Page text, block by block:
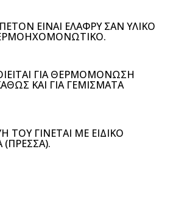
ΕΊΝΑΙ ΕΛΑΦΡΎ ΣΑΝ ΥΛΙΚΌ
ΓΙΑ ΘΕΡΜΟΜΌΝΩΣΗ
ΚΑΙ ΓΙΑ ΓΕΜΊΣΜΑΤΑ
ΤΟΥ ΓΊΝΕΤΑΙ ΜΕ ΕΙΔΙΚΌ